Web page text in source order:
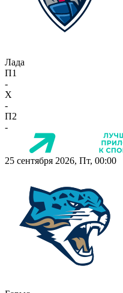
Лада
П1
-
X
-
П2
-
25 сентября 2026, Пт, 00:00